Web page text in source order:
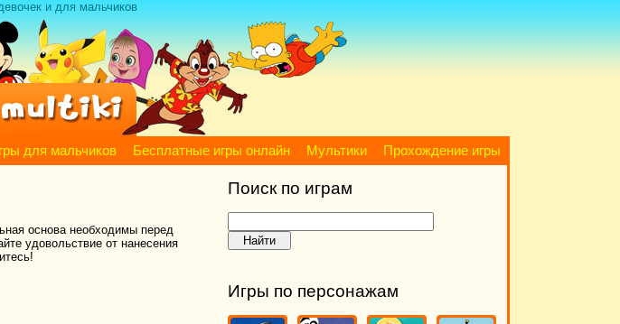
и для мальчиков
для мальчиков Бесплатные игры онлайн Мультики Прохождение игры
основа необходимы перед
удовольствие от нанесения
Поиск по играм
Игры по персонажам